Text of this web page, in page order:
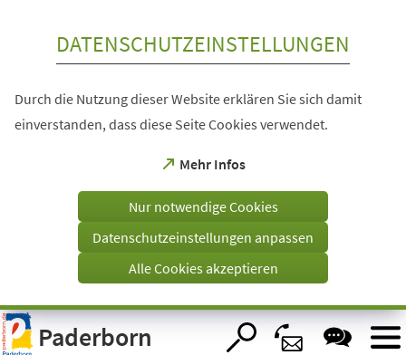
Visuelle
Assistenzsoftware
öffnen.
DATENSCHUTZEINSTELLUNGEN
Durch die Nutzung dieser Website erklären Sie sich damit
einverstanden, dass diese Seite Cookies verwendet.
Mehr Infos
(Öffnet
einem
Tab)
Nur notwendige Cookies
Datenschutzeinstellungen anpassen
Alle Cookies akzeptieren
Paderborn